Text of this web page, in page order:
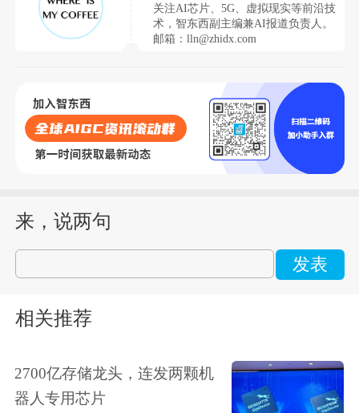
关注AI芯片、5G、虚拟现实等前沿技
术，智东西副主编兼AI报道负责人。
邮箱：lln@zhidx.com
来，说两句
发表
相关推荐
2700亿存储龙头，连发两颗机
器人专用芯片